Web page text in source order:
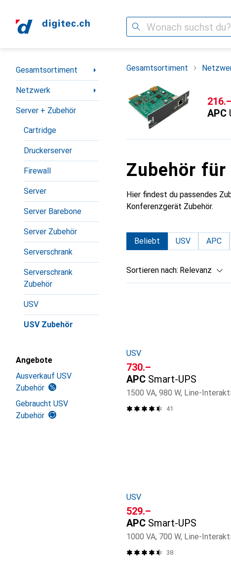
Suche
Navigation nach Kategorien
Gesamtsortiment
Netzwerk
Server + Zubehör
Cartridge
Druckerserver
Firewall
Server
Server Barebone
Server Zubehör
Serverschrank
Serverschrank
Zubehör
USV
USV Zubehör
Angebote
Ausverkauf USV
Zubehör
Gebraucht USV
Zubehör
Gesamtsortiment
CHF
216.–
APC
Zubehör für
Hier findest du passendes
Konferenzgerät Zubehör.
Beliebt USV APC
Sortieren nach: Relevanz
USV
CHF
730.–
APC Smart-UPS
1500 VA, 980 W, Line-
41
USV
CHF
529.–
APC Smart-UPS
1000 VA, 700 W, Line-
38